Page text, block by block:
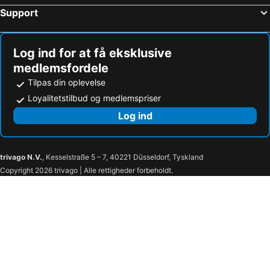
Support
Log ind for at få eksklusive
medlemsfordele
Tilpas din oplevelse
Loyalitetstilbud og medlemspriser
Log ind
trivago N.V., Kesselstraße 5 – 7, 40221 Düsseldorf, Tyskland
Copyright 2026 trivago | Alle rettigheder forbeholdt.